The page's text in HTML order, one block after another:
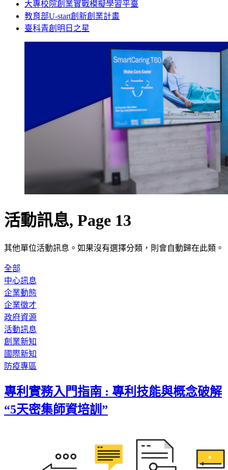
大專校院創業實戰模擬學習平臺
教育部U-start創新創業計畫
臺科青創明日之星
活動訊息, Page 13
其他單位活動訊息。如果沒有選擇分類，則會自動歸在此類。
全部
中心訊息
企業動態
企業徵才
政府資源
活動訊息
創業新知
國際新知
防疫專區
專利實務入門指南 : 專利技能與概念破解
“5天密集師資培訓”